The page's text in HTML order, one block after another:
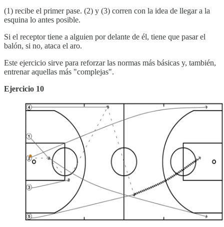
(1) recibe el primer pase. (2) y (3) corren con la idea de llegar a la
esquina lo antes posible.
Si el receptor tiene a alguien por delante de él, tiene que pasar el
balón, si no, ataca el aro.
Este ejercicio sirve para reforzar las normas más básicas y, también,
entrenar aquellas más "complejas".
Ejercicio 10